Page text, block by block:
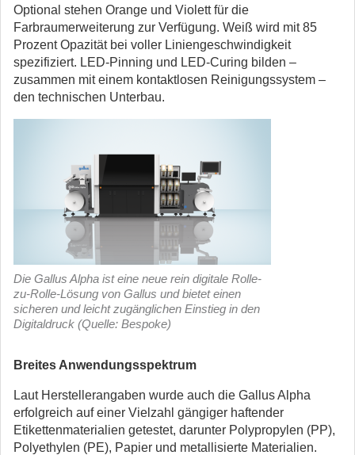
Optional stehen Orange und Violett für die
Farbraumerweiterung zur Verfügung. Weiß wird mit 85
Prozent Opazität bei voller Liniengeschwindigkeit
spezifiziert. LED-Pinning und LED-Curing bilden –
zusammen mit einem kontaktlosen Reinigungssystem –
den technischen Unterbau.
Die Gallus Alpha ist eine neue rein digitale Rolle-
zu-Rolle-Lösung von Gallus und bietet einen
sicheren und leicht zugänglichen Einstieg in den
Digitaldruck (Quelle: Bespoke)
Breites Anwendungsspektrum
Laut Herstellerangaben wurde auch die Gallus Alpha
erfolgreich auf einer Vielzahl gängiger haftender
Etikettenmaterialien getestet, darunter Polypropylen (PP),
Polyethylen (PE), Papier und metallisierte Materialien.